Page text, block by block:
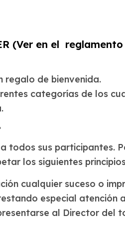
(Ver en el
regalo de bienvenida.
categorías de los
todos sus participantes.
los siguientes
cualquier suceso o
especial atención
al Director del